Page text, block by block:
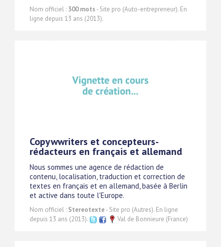
Nom officiel : 300 mots- Site pro (Auto-entrepreneur). En
ligne depuis 13 ans (2013).
Copywwriters et concepteurs-
rédacteurs en français et allemand
Nous sommes une agence de rédaction de
contenu, localisation, traduction et correction de
textes en français et en allemand, basée à Berlin
et active dans toute l'Europe.
Nom officiel : Stereotexte- Site pro (Autres). En ligne
depuis 13 ans (2013).
Val de Bonnieure (France)